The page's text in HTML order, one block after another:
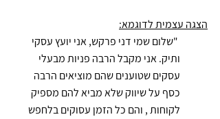
הצגה עצמית לדוגמא:
"שלום שמי דני פרקש, אני יועץ עסקי
ותיק. אני מקבל הרבה פניות מבעלי
עסקים שטוענים שהם מוציאים הרבה
כסף על שיווק שלא מביא להם מספיק
לקוחות , והם כל הזמן עסוקים בלחפש